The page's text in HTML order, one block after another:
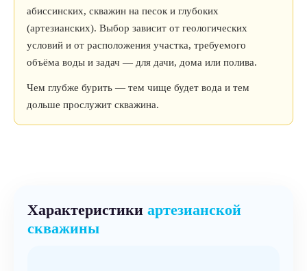
абиссинских, скважин на песок и глубоких
(артезианских). Выбор зависит от геологических
условий и от расположения участка, требуемого
объёма воды и задач — для дачи, дома или полива.
Чем глубже бурить — тем чище будет вода и тем
дольше прослужит скважина.
Характеристики артезианской
скважины